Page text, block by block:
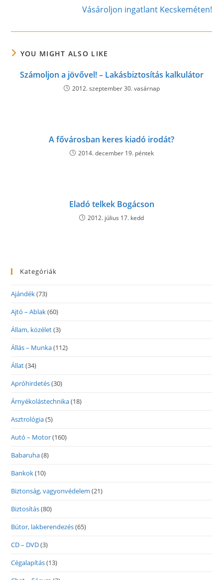
Vásároljon ingatlant Kecskeméten!
YOU MIGHT ALSO LIKE
Számoljon a jövővel! – Lakásbiztosítás kalkulátor
2012. szeptember 30. vasárnap
A fővárosban keres kiadó irodát?
2014. december 19. péntek
Eladó telkek Bogácson
2012. július 17. kedd
Kategóriák
Ajándék(73)
Ajtó – Ablak(60)
Állam, közélet(3)
Állás – Munka(112)
Állat(34)
Apróhirdetés(30)
Árnyékolástechnika(18)
Asztrológia(5)
Autó – Motor(160)
Babaruha(8)
Bankok(10)
Biztonság, vagyonvédelem (21)
Biztosítás(80)
Bútor, lakberendezés(65)
CD – DVD(3)
Cégalapítás(13)